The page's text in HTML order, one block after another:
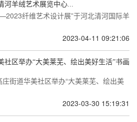
河羊绒艺术展览中心...
纤维艺术设计展”于河北清河国际羊
2023-04-11 09:21:06
社区举办“大美莱芜、绘出美好生活”书画
街道华美社区举办“大美莱芜、绘出美
2023-03-30 15:19:31